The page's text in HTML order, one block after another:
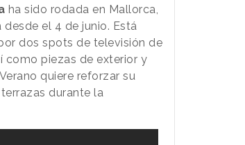
ha sido rodada en Mallorca,
el 4 de junio. Está
dos spots de televisión de
como piezas de exterior y
quiere reforzar su
durante la